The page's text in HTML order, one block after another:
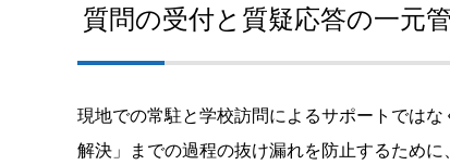
質問の受付と質疑応答の一元
現地での常駐と学校訪問によるサポートでは
解決」までの過程の抜け漏れを防止するため